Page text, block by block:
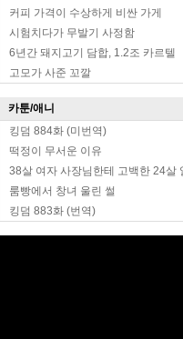
커피 가격이 수상하게 비싼 가게
시험치다가 무발기 사정함
6년간 돼지고기 담합, 1.2조 카르텔
고모가 사준 꼬깔
카툰/애니
킹덤 884화 (미번역)
떡정이 무서운 이유
38살 여자 사장님한테 고백한 24살
룸빵에서 창녀 울린 썰
킹덤 883화 (번역)